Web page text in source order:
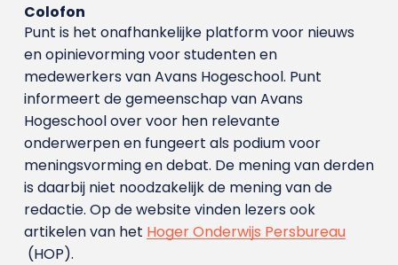
Colofon
Punt is het onafhankelijke platform voor nieuws
en opinievorming voor studenten en
medewerkers van Avans Hoge­school. Punt
informeert de gemeenschap van Avans
Hogeschool over voor hen relevante
onderwerpen en fungeert als podium voor
meningsvorming en debat. De mening van derden
is daarbij niet noodzakelijk de mening van de
redactie. Op de website vinden lezers ook
artikelen van het Hoger Onderwijs Persbureau
(HOP).